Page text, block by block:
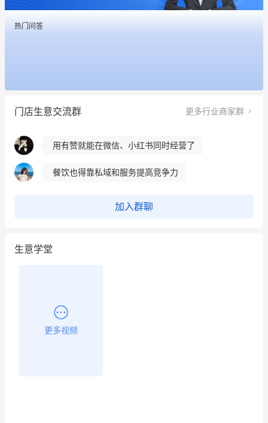
热门问答
门店生意交流群 更多行业商家群
用有赞就能在微信、小红书同时经营了
冰墩墩货源充足需要的联系我
这个营销策划案例推荐大家看一下
用有赞就能在微信、小红书同时经营了
餐饮也得靠私域和服务提高竞争力
加入群聊
生意学堂
更多视频